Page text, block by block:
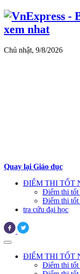
Chủ nhật, 9/8/2026
Quay lại Giáo dục
ĐIỂM THI TỐT
Điểm thi tốt
Điểm thi tốt
tra cứu đại học
ĐIỂM THI TỐT
Điểm thi tốt